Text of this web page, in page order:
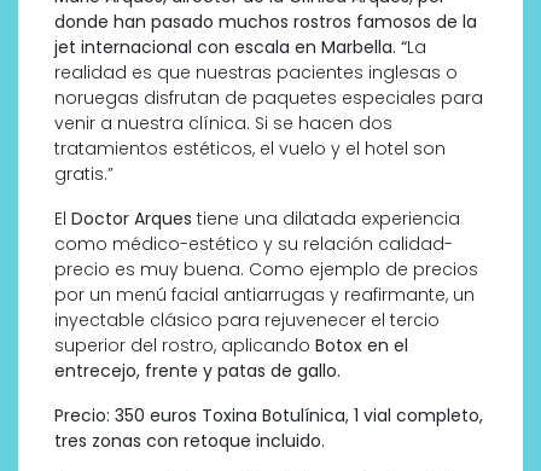
donde han pasado muchos rostros famosos de la
jet internacional con escala en Marbella. “La
realidad es que nuestras pacientes inglesas o
noruegas disfrutan de paquetes especiales para
venir a nuestra clínica. Si se hacen dos
tratamientos estéticos, el vuelo y el hotel son
gratis.”
El Doctor Arques tiene una dilatada experiencia
como médico-estético y su relación calidad-
precio es muy buena. Como ejemplo de precios
por un menú facial antiarrugas y reafirmante, un
inyectable clásico para rejuvenecer el tercio
superior del rostro, aplicando Botox en el
entrecejo, frente y patas de gallo.
Precio: 350 euros Toxina Botulínica, 1 vial completo,
tres zonas con retoque incluido.